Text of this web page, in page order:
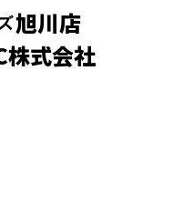
旭川店
株式会社